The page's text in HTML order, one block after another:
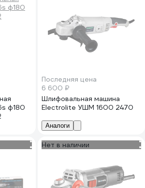
ф180
Последняя цена
6 600 ₽
Шлифовальная машина
Electrolite УШМ 1600 2470
Аналоги
Нет в наличии